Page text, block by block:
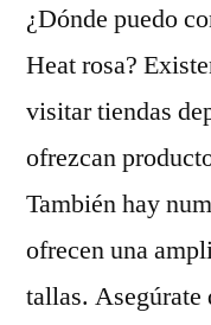
¿Dónde puedo
Heat rosa?
visitar tiendas
ofrezcan
También hay
ofrecen una
tallas. Asegúrate